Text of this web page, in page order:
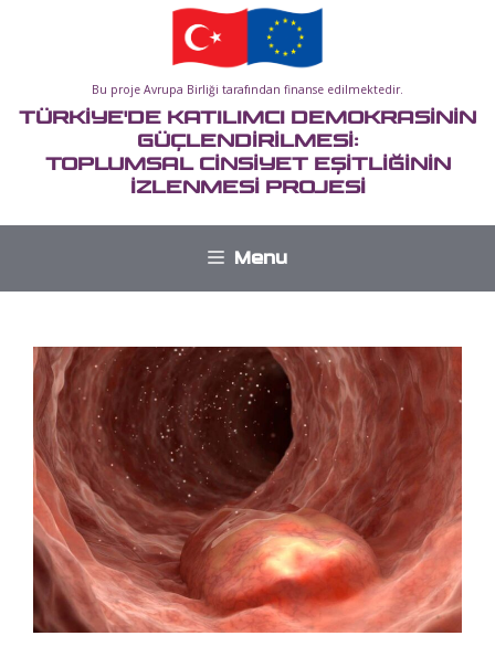
Bu proje Avrupa Birliği tarafından finanse edilmektedir.
TÜRKİYE'DE KATILIMCI DEMOKRASİNİN
GÜÇLENDİRİLMESİ:
TOPLUMSAL CİNSİYET EŞİTLİĞİNİN
İZLENMESİ PROJESİ
Menu